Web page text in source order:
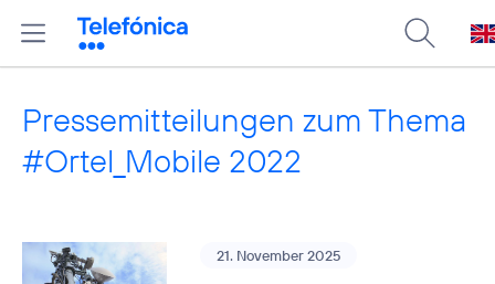
Pressemitteilungen zum Thema
#Ortel_Mobile 2022
21. November 2025